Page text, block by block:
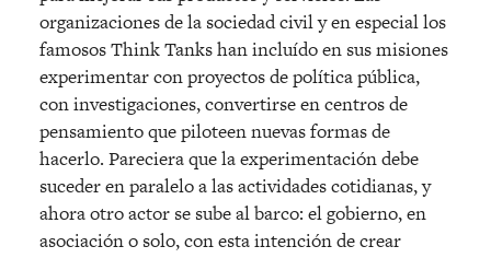
organizaciones de la sociedad civil y en especial los
famosos Think Tanks han incluído en sus misiones
experimentar con proyectos de política pública,
con investigaciones, convertirse en centros de
pensamiento que piloteen nuevas formas de
hacerlo. Pareciera que la experimentación debe
suceder en paralelo a las actividades cotidianas, y
ahora otro actor se sube al barco: el gobierno, en
asociación o solo, con esta intención de crear